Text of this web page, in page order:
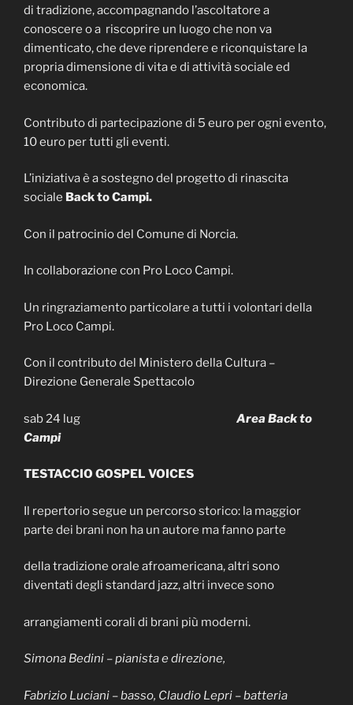
di tradizione, accompagnando l’ascoltatore a
conoscere o a riscoprire un luogo che non va
dimenticato, che deve riprendere e riconquistare la
propria dimensione di vita e di attività sociale ed
economica.
Contributo di partecipazione di 5 euro per ogni evento,
10 euro per tutti gli eventi.
L’iniziativa è a sostegno del progetto di rinascita
sociale Back to Campi.
Con il patrocinio del Comune di Norcia.
In collaborazione con Pro Loco Campi.
Un ringraziamento particolare a tutti i volontari della
Pro Loco Campi.
Con il contributo del Ministero della Cultura –
Direzione Generale Spettacolo
sab 24 lug Area Back to
Campi
TESTACCIO GOSPEL VOICES
Il repertorio segue un percorso storico: la maggior
parte dei brani non ha un autore ma fanno parte
della tradizione orale afroamericana, altri sono
diventati degli standard jazz, altri invece sono
arrangiamenti corali di brani più moderni.
Simona Bedini – pianista e direzione,
Fabrizio Luciani – basso, Claudio Lepri – batteria